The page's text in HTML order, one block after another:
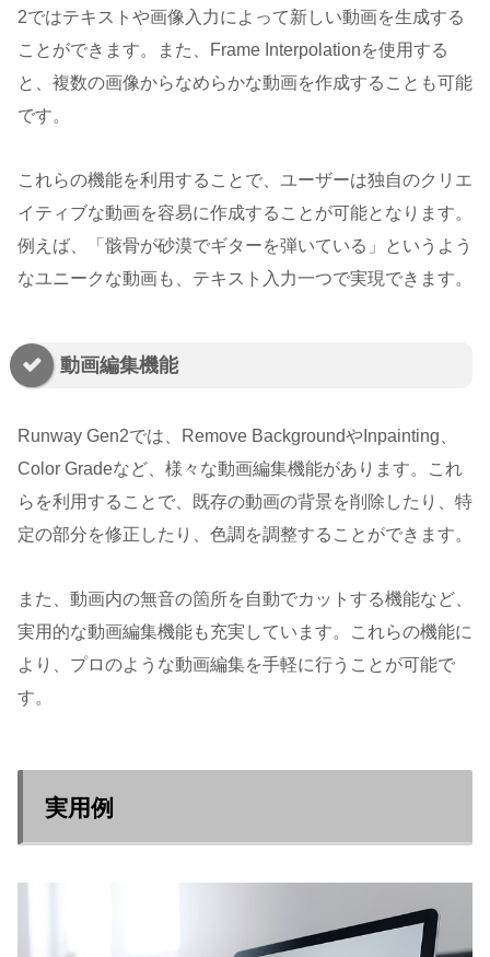
2ではテキストや画像入力によって新しい動画を生成する
ことができます。また、Frame Interpolationを使用する
と、複数の画像からなめらかな動画を作成することも可能
です。
これらの機能を利用することで、ユーザーは独自のクリエ
イティブな動画を容易に作成することが可能となります。
例えば、「骸骨が砂漠でギターを弾いている」というよう
なユニークな動画も、テキスト入力一つで実現できます。
動画編集機能
Runway Gen2では、Remove BackgroundやInpainting、
Color Gradeなど、様々な動画編集機能があります。これ
らを利用することで、既存の動画の背景を削除したり、特
定の部分を修正したり、色調を調整することができます。
また、動画内の無音の箇所を自動でカットする機能など、
実用的な動画編集機能も充実しています。これらの機能に
より、プロのような動画編集を手軽に行うことが可能で
す。
実用例